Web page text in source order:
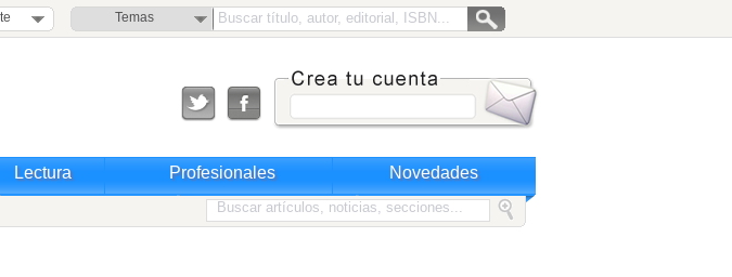
Temas
Lectura Profesionales Novedades